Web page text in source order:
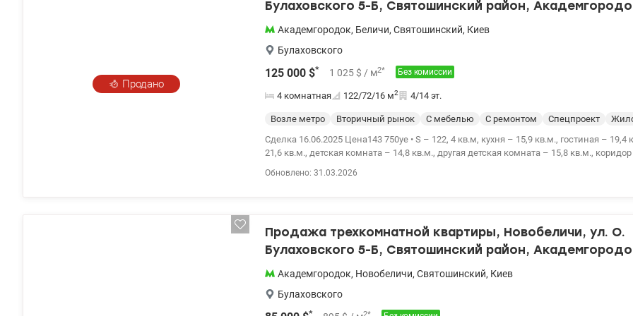
Приглашаем на просмотр — уверены, квартира Вам понравится! www.valion.ua /
Продано
Булаховского 5-Б, Святошинский район,
берег.
Академгородок, Беличи, Святошинский, Киев
Булаховского
125 000 $* 1 025 $ / м2* Без комиссии
4 комнатная 122/72/16 м2 4/14 эт.
Возле метро Вторичный рынок С мебелью С ремонтом Спецпроект
Сделка 16.06.2025 Цена143 750уе • S – 122, 4 кв.м, кухня – 15,9 кв.м., гостиная – 19,4
21,6 кв.м., детская комната – 14,8 кв.м., другая детская комната – 15,8 кв.м.,
тел: 067 409-44-43 Оливия.valion.ua/1121297
Обновлено: 31.03.2026
Продажа трехкомнатной квартиры, Новобеличи, ул. О.
Булаховского 5-Б, Святошинский район, Академгородо
Академгородок, Новобеличи, Святошинский, Киев
Булаховского
* 2*